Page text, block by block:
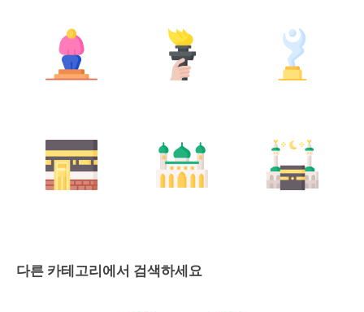
다른 카테고리에서 검색하세요